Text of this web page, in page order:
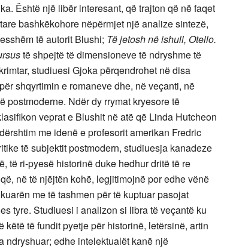
Është një libër interesant, që trajton që në faqet
bashkëkohore nëpërmjet një analize sintezë,
të autorit Blushi; Të jetosh në ishull, Otello.
të shpejtë të dimensioneve të ndryshme të
studiuesi Gjoka përqendrohet në disa
shqyrtimin e romaneve dhe, në veçanti, në
postmoderne. Ndër dy rrymat kryesore të
veprat e Blushit në atë që Linda Hutcheon
me idenë e profesorit amerikan Fredric
të subjektit postmodern, studiuesja kanadeze
të ri-pyesë historinë duke hedhur dritë të re
në të njëjtën kohë, legjitimojnë por edhe vënë
me të tashmen për të kuptuar pasojat
tyre. Studiuesi i analizon si libra të veçantë ku
të fundit pyetje për historinë, letërsinë, artin
ndryshuar; edhe intelektualët kanë një